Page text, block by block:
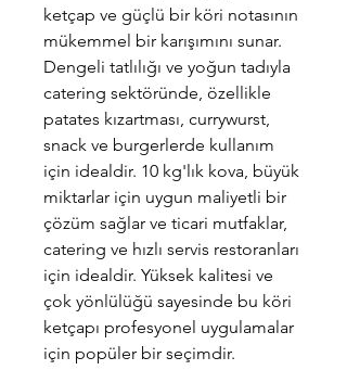
ketçap ve güçlü bir köri notasının
mükemmel bir karışımını sunar.
Dengeli tatlılığı ve yoğun tadıyla
catering sektöründe, özellikle
patates kızartması, currywurst,
snack ve burgerlerde kullanım
için idealdir. 10 kg'lık kova, büyük
miktarlar için uygun maliyetli bir
çözüm sağlar ve ticari mutfaklar,
catering ve hızlı servis restoranları
için idealdir. Yüksek kalitesi ve
çok yönlülüğü sayesinde bu köri
ketçapı profesyonel uygulamalar
için popüler bir seçimdir.